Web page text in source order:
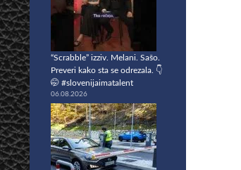
“Scrabble” izziv. Melani. Sašo.
Preveri kako sta se odrezala. 👇
🤭 #slovenijaimatalent
06.08.2026